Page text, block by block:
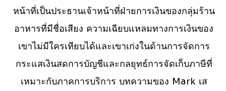
หน้าที่เป็นประธานเจ้าหน้าที่ฝ่ายการเงินของกลุ่มร้าน
อาหารที่มีชื่อเสียง ความเฉียบแหลมทางการเงินของ
เขาไม่มีใครเทียบได้และเขาเก่งในด้านการจัดการ
กระแสเงินสดการบัญชีและกลยุทธ์การจัดเก็บภาษีที่
เหมาะกับภาคการบริการ บทความของ Mark เส